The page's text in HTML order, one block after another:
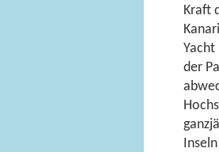
Kraft
Yacht
der